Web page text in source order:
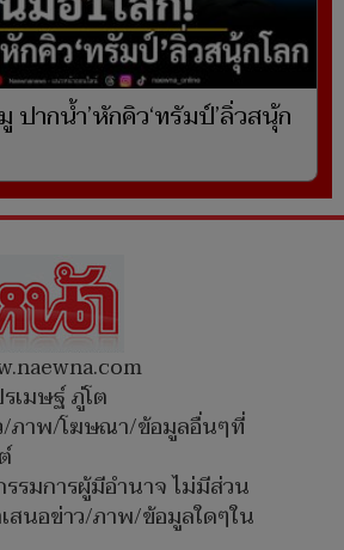
ปากน้ำ’หักคิว‘ทรัมป์’ลิ่วสนุ้ก
เมษฐ์ ภู่โต
ภาพ/โฆษณา/ข้อมูลอื่นๆที่
รมการผู้มีอำนาจ ไม่มีส่วน
สนอข่าว/ภาพ/ข้อมูลใดๆใน